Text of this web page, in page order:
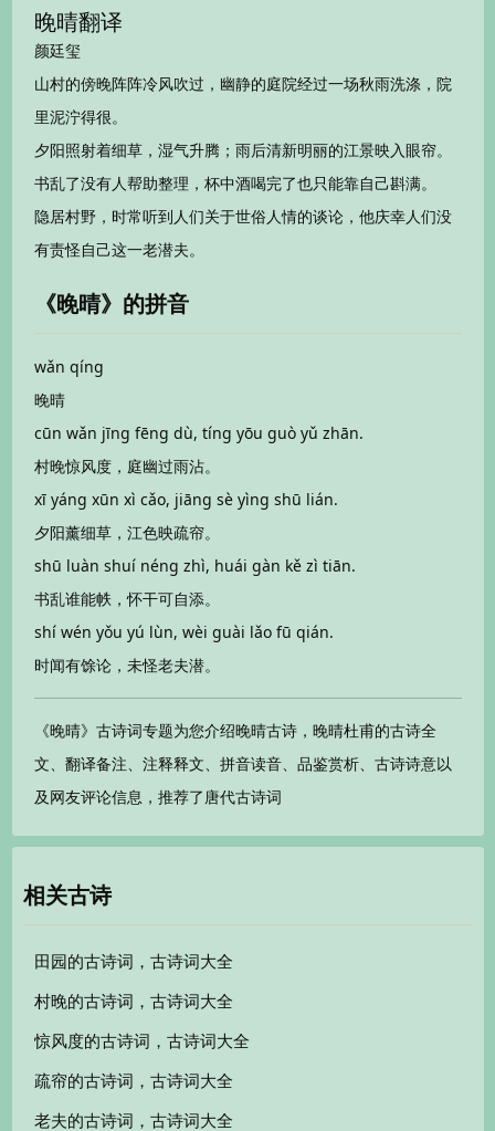
晚晴翻译
颜廷玺
山村的傍晚阵阵冷风吹过，幽静的庭院经过一场秋雨洗涤，院
里泥泞得很。
夕阳照射着细草，湿气升腾；雨后清新明丽的江景映入眼帘。
书乱了没有人帮助整理，杯中酒喝完了也只能靠自己斟满。
隐居村野，时常听到人们关于世俗人情的谈论，他庆幸人们没
有责怪自己这一老潜夫。
《晚晴》的拼音
wǎn qíng
晚晴
cūn wǎn jīng fēng dù, tíng yōu guò yǔ zhān.
村晚惊风度，庭幽过雨沾。
xī yáng xūn xì cǎo, jiāng sè yìng shū lián.
夕阳薰细草，江色映疏帘。
shū luàn shuí néng zhì, huái gàn kě zì tiān.
书乱谁能帙，怀干可自添。
shí wén yǒu yú lùn, wèi guài lǎo fū qián.
时闻有馀论，未怪老夫潜。
《晚晴》古诗词专题为您介绍晚晴古诗，晚晴杜甫的古诗全
文、翻译备注、注释释文、拼音读音、品鉴赏析、古诗诗意以
及网友评论信息，推荐了唐代古诗词
相关古诗
田园的古诗词，古诗词大全
村晚的古诗词，古诗词大全
惊风度的古诗词，古诗词大全
疏帘的古诗词，古诗词大全
老夫的古诗词，古诗词大全